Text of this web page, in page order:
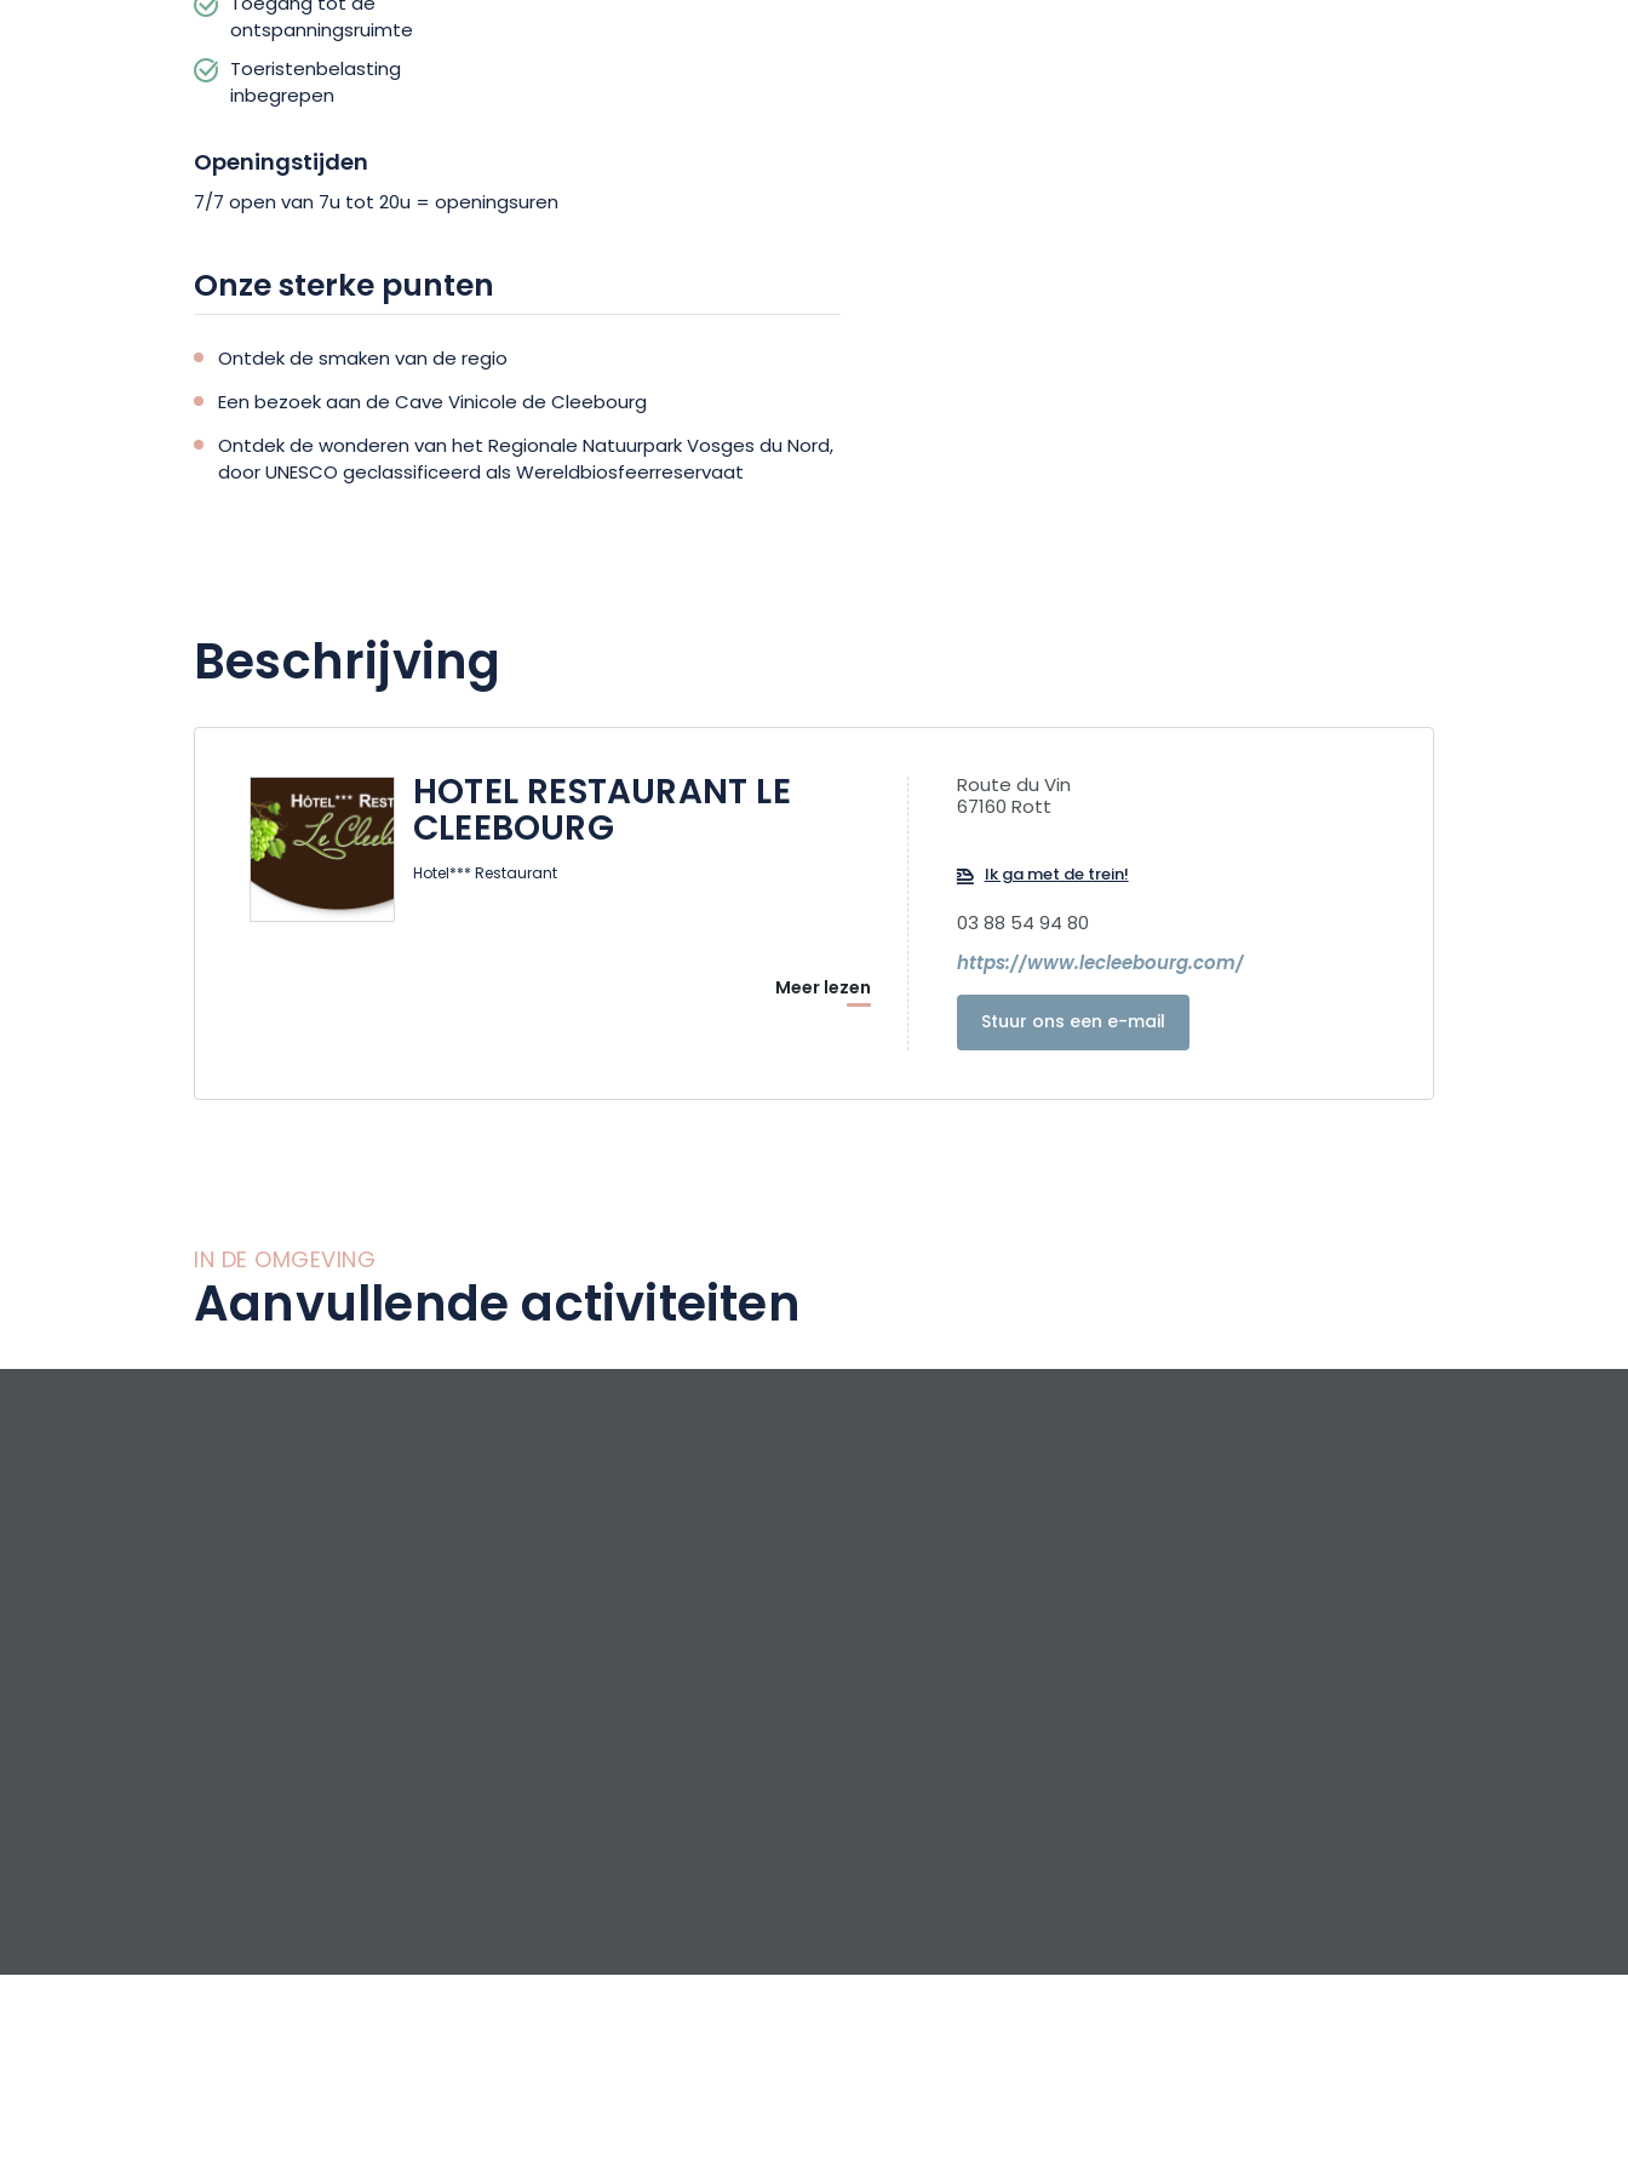
ontspanningsruimte
Toeristenbelasting
inbegrepen
Openingstijden
7/7 open van 7u tot 20u = openingsuren
Onze sterke punten
Ontdek de smaken van de regio
Een bezoek aan de Cave Vinicole de Cleebourg
Ontdek de wonderen van het Regionale Natuurpark Vosges du Nord,
door UNESCO geclassificeerd als Wereldbiosfeerreservaat
Beschrijving
HOTEL RESTAURANT LE
CLEEBOURG
Hotel*** Restaurant
Meer lezen
Route du Vin
67160 Rott
Ik ga met de trein!
03 88 54 94 80
https://www.lecleebourg.com/
Stuur ons een e-mail
IN DE OMGEVING
Aanvullende activiteiten